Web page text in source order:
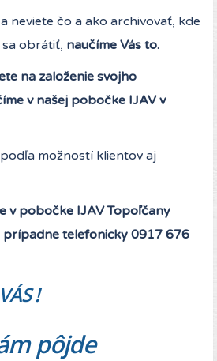
neviete čo a ako archivovať, kde
obrátiť, naučíme Vás to.
na založenie svojho
v našej pobočke IJAV v
možností klientov aj
v pobočke IJAV Topoľčany
prípadne telefonicky 0917 676
!
pôjde